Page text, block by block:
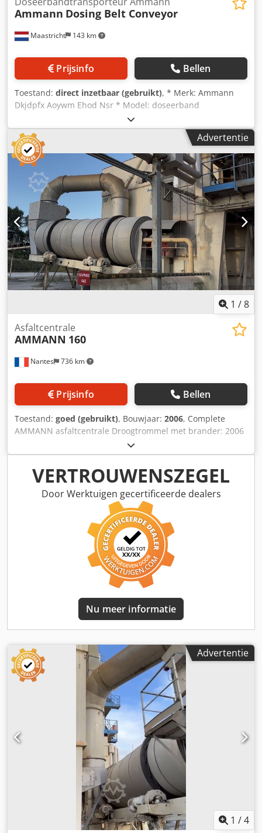
Maastricht 143 km
Ammann Dosing Belt Conveyor
Prijsinfo Bellen
Toestand: direct inzetbaar (gebruikt), * Merk: Ammann
Dkjdpfx Aoywm Ehod Nsr * Model: doseerband
transporteur * Type: Zware uitvoering * A-A lengte: 3100
mm * Bandbreedte: 1200 mm * Aandrijving: 15 kW
tandwielkast * Op voorraad: 2 stuks.
Advertentie
1 /8
Nantes 736 km
Asfaltcentrale
AMMANN 160
Prijsinfo Bellen
Toestand: goed (gebruikt), Bouwjaar: 2006, Complete
AMMANN asfaltcentrale Droogtrommel met brander: 2006
Filter: 2014 Dksdpfoxqpvtex Ad Nor ERMIIS automatisering:
2013 Capaciteit: 160 ton/uur Machine wordt momenteel
gedemonteerd
VERTROUWENSZEGEL
Door Werktuigen gecertificeerde dealers
Nu meer informatie
Advertentie
1 /4